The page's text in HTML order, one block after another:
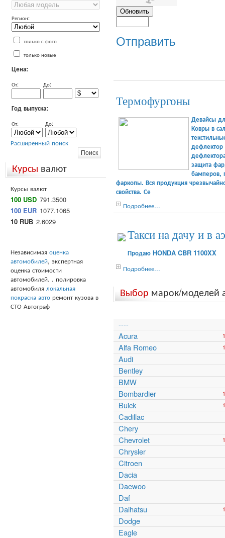
Регион:
только с фото
только новые
Цена:
От: До:
Год выпуска:
От: До:
Расширенный поиск
Курсы валют
Курсы валют
100 USD 791.3500
100 EUR 1077.1065
10 RUB 2.6029
Независимая оценка
автомобилей, экспертная
оценка стоимости
автомобилей. . полировка
автомобиля локальная
покраска авто ремонт кузова в
СТО Автограф
Отправить
Термофургоны
Девайсы
Ковры в
дефлектор
защита
бамперов,
фаркопы. Вся продукция
свойства. Се
Подробнее...
Такси на дачу и в
Продаю HONDA CBR 1100XX
Подробнее...
Выбор марок/моделей
----
Acura
Alfa Romeo
Audi
Bentley
BMW
Bombardier
Buick
Cadillac
Chery
Chevrolet
Chrysler
Citroen
Dacia
Daewoo
Daf
Daihatsu
Dodge
Eagle